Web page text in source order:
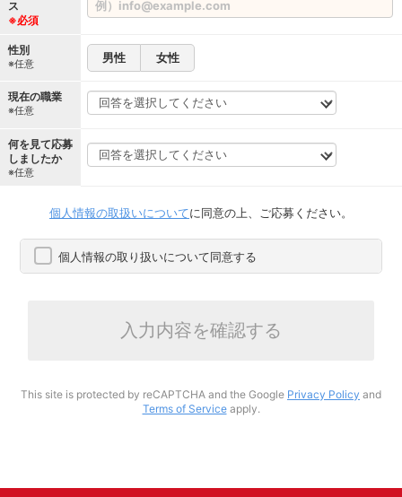
ス
※必須
性別
※任意 男性 女性
現在の職業
※任意
何を見て応募
しましたか
※任意
個人情報の取扱いについてに同意の上、ご応募ください。
個人情報の取り扱いについて同意する
入力内容を確認する
This site is protected by reCAPTCHA and the Google Privacy Policy and
Terms of Serviceapply.